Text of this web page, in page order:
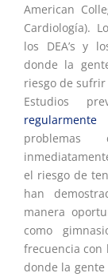
American
Cardiología).
los DEA’s y
donde la
riesgo de
Estudios
regularmente
el riesgo de
han
manera
como
frecuencia con
donde la